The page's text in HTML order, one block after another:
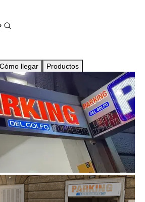
Cómo llegar Productos